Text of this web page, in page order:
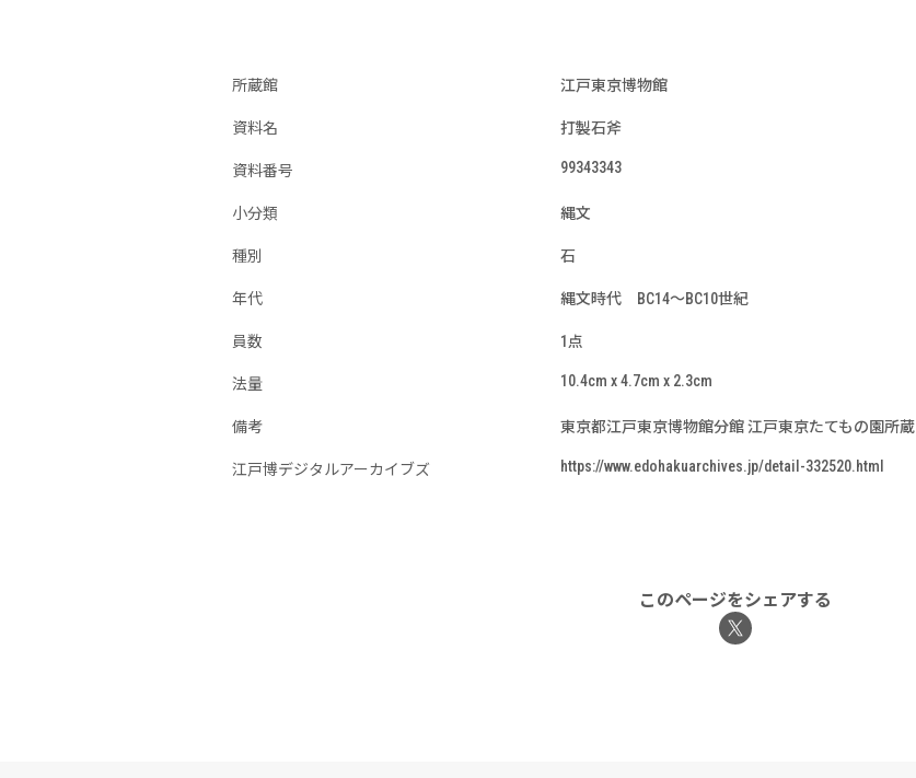
所蔵館 江戸東京博物館
資料名 打製石斧
資料番号 99343343
小分類 縄文
種別 石
年代 縄文時代 BC14～BC10世紀
員数 1点
法量 10.4cm x 4.7cm x 2.3cm
備考 東京都江戸東京博物館分館 江戸東京たてもの園所蔵
江戸博デジタルアーカイブズ https://www.edohakuarchives.jp/detail-332520.html
このページをシェアする